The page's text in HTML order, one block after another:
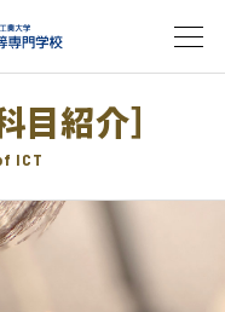
目紹介］
ICT